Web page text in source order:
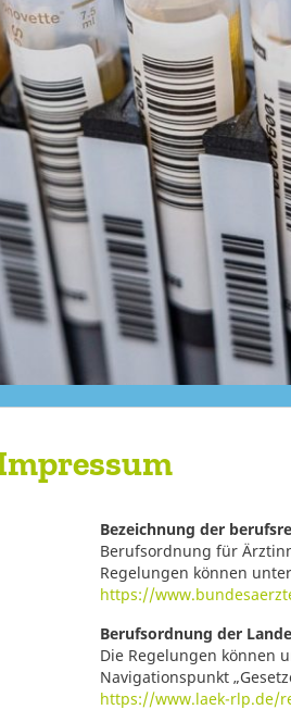
Bezeichnung der
Berufsordnung für
Regelungen können
https://
Berufsordnung der
Die Regelungen können
Navigationspunkt
https://www.laek-rlp.de/